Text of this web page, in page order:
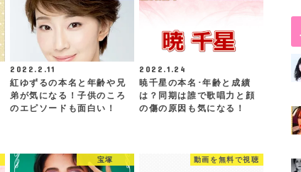
2022.2.11
紅ゆずるの本名と年齢や兄
弟が気になる！子供のころ
のエピソードも面白い！
2022.1.24
暁千星の本名･年齢と成績
は？同期は誰で歌唱力と顔
の傷の原因も気になる！
宝塚 動画を無料で視聴